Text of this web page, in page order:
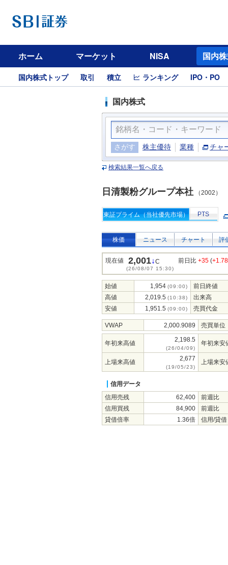
ホーム マーケット NISA 国内
国内株式トップ 取引 積立 ランキング IPO・PO
国内株式
さがす 株主優待 業種 チャ
検索結果一覧へ戻る
日清製粉グループ本社 （2002）
東証プライム（当社優先市場） PTS
株価 ニュース チャート 評
現在値 2,001↓C
(26/08/07 15:30)
前日比 +35 (
始値 1,954 (09:00)
前日終値
高値
2,019.5 (10:38)
出来高
安値
1,951.5 (09:00) 売買代金
VWAP 2,000.9089 売買単位
年初来高値 2,198.5
(26/04/09)
年初来安
上場来高値 2,677
(19/05/23)
上場来安
信用データ
信用売残
62,400
前週比
信用買残
84,900
前週比
貸借倍率
1.36倍 信用/貸借